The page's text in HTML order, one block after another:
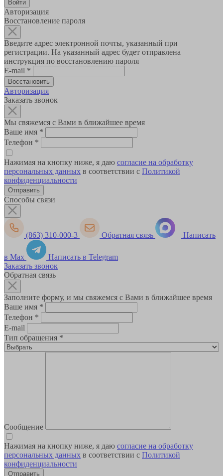
Авторизация
Восстановление пароля
Введите адрес электронной почты, указанный при
регистрации. На указанный адрес будет отправлена
инструкция по восстановлению пароля
E-mail *
Авторизация
Заказать звонок
Мы свяжемся с Вами в ближайшее время
Ваше имя *
Телефон *
Нажимая на кнопку ниже, я даю согласие на обработку
персональных данных в соответствии с Политикой
конфиденциальности
Способы связи
(863) 310-000-3 Обратная связь Написать
в Max
Написать в Telegram
Заказать звонок
Обратная связь
Заполните форму, и мы свяжемся с Вами в ближайшее время
Ваше имя *
Телефон *
E-mail
Тип обращения *
Сообщение
Нажимая на кнопку ниже, я даю согласие на обработку
персональных данных в соответствии с Политикой
конфиденциальности